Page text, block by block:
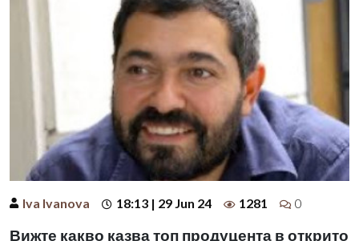
Iva Ivanova 18:13 | 29 Jun 24 1281 0
Вижте какво казва топ продуцента в открито